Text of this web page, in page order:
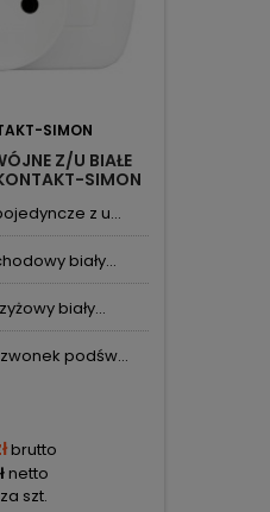
SIMON
Z/U BIAŁE
SIMON
z u...
biały...
biały...
podśw...
brutto
netto
szt.